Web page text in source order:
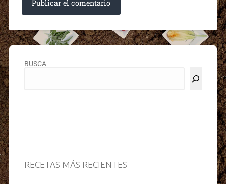
BUSCA
RECETAS MÁS RECIENTES